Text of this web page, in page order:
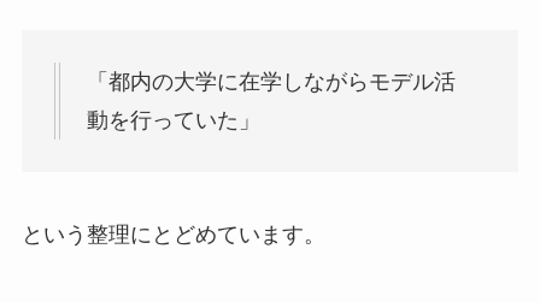
「都内の大学に在学しながらモデル活
動を行っていた」
という整理にとどめています。